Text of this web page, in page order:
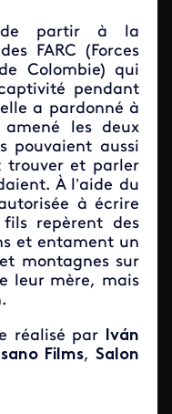
de partir à la
FARC (Forces
Colombie) qui
pendant
a pardonné à
les deux
pouvaient aussi
trouver et parler
À l’aide du
à écrire
repèrent des
et entament un
montagnes sur
leur mère, mais
réalisé par Iván
Films,Salon